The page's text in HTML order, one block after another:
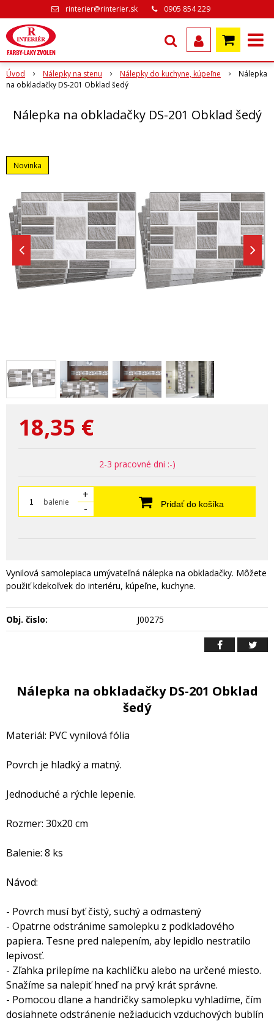
rinterier@rinterier.sk 0905 854 229
Úvod Nálepky na stenu Nálepky do kuchyne, kúpeľne
Nálepka
na obkladačky DS-201 Obklad šedý
Nálepka na obkladačky DS-201 Obklad šedý
Novinka
18,35 €
2-3 pracovné dni :-)
balenie
+
-
Pridať do košíka
Vynilová samolepiaca umývateľná nálepka na obkladačky. Môžete
použiť kdekoľvek do interiéru, kúpeľne, kuchyne.
Obj. čislo: J00275
Nálepka na obkladačky DS-201 Obklad
šedý
Materiál: PVC vynilová fólia
Povrch je hladký a matný.
Jednoduché a rýchle lepenie.
Rozmer: 30x20 cm
Balenie: 8 ks
Návod:
- Povrch musí byť čistý, suchý a odmastený
- Opatrne odstránime samolepku z podkladového
papiera. Tesne pred nalepením, aby lepidlo nestratilo
lepivosť.
- Zľahka prilepíme na kachličku alebo na určené miesto.
Snažíme sa nalepiť hneď na prvý krát správne.
- Pomocou dlane a handričky samolepku vyhladíme, čím
dosiahnete odstránenie nežiaducich vzduchových bublín